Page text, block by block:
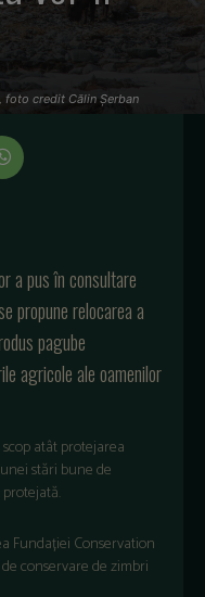
foto credit Călin Șerban
a pus în consultare
propune relocarea a
pagube
agricole ale oamenilor
atât protejarea
stări bune de
Fundației Conservation
conservare de zimbri